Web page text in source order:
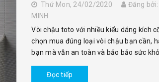
Thứ Mon, 24/02/2020
Đăng bởi:
MINH
Vòi chậu toto với nhiều kiểu dáng kích
chọn mua đúng loại vòi chậu bạn cần,
bạn mà vẫn an toàn và bảo bảo sức
Đọc tiếp